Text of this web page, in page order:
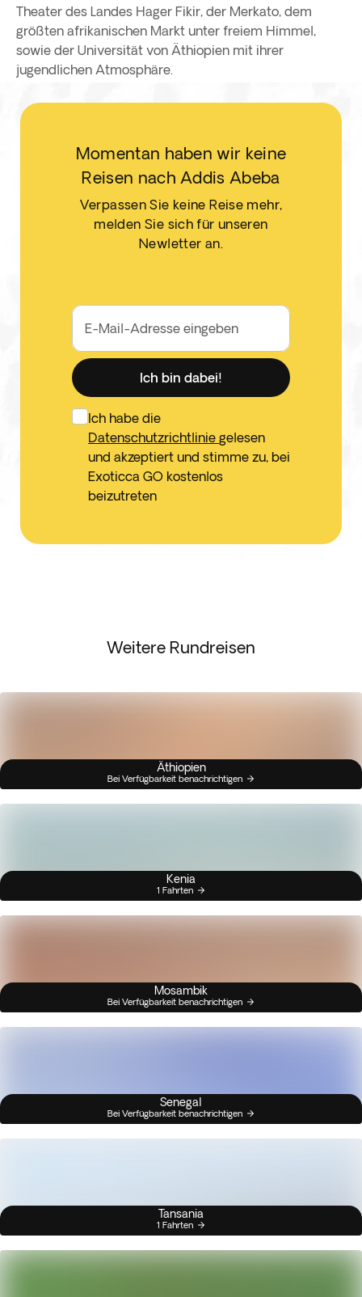
Theater des Landes Hager Fikir, der Merkato, dem
größten afrikanischen Markt unter freiem Himmel,
sowie der Universität von Äthiopien mit ihrer
jugendlichen Atmosphäre.
Momentan haben wir keine
Reisen nach Addis Abeba
Verpassen Sie keine Reise mehr,
melden Sie sich für unseren
Newletter an.
E-Mail-Adresse eingeben
Ich bin dabei!
Ich habe die
Datenschutzrichtlinie gelesen
und akzeptiert und stimme zu, bei
Exoticca GO kostenlos
beizutreten
Weitere Rundreisen
Äthiopien
Bei Verfügbarkeit benachrichtigen
Kenia
1 Fahrten
Mosambik
Bei Verfügbarkeit benachrichtigen
Senegal
Bei Verfügbarkeit benachrichtigen
Tansania
1 Fahrten